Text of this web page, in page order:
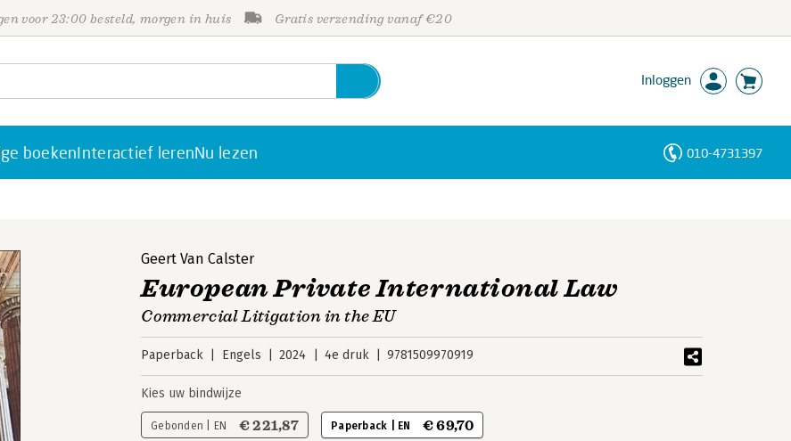
voor 23:00 besteld, morgen in huis Gratis verzending vanaf €20
Inloggen
boekenInteractief lerenNu lezen 010-4731397
Geert Van Calster
European Private International Law
Commercial Litigation in the EU
Paperback Engels 2024 4e druk 9781509970919
Kies uw bindwijze
Gebonden | EN € 221,87 Paperback | EN € 69,70
Personen